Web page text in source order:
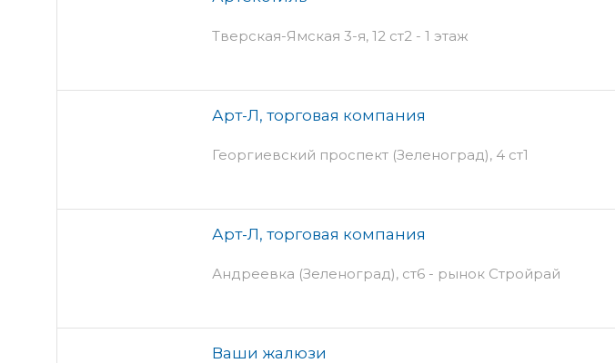
Тверская-Ямская 3-я, 12 ст2 - 1 этаж
Арт-Л, торговая компания
Георгиевский проспект (Зеленоград), 4 ст1
Арт-Л, торговая компания
Андреевка (Зеленоград), ст6 - рынок Стройрай
Ваши жалюзи